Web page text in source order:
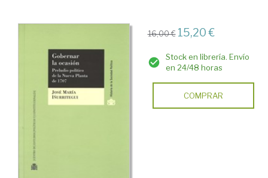
16,00 € 15,20 €
Stock en librería. Envío
en 24/48 horas
COMPRAR